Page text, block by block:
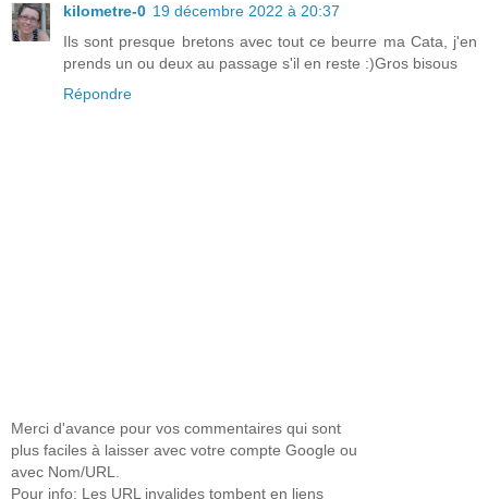
kilometre-0 19 décembre 2022 à 20:37
Ils sont presque bretons avec tout ce beurre ma Cata, j'en
prends un ou deux au passage s'il en reste :)Gros bisous
Répondre
Merci d'avance pour vos commentaires qui sont
plus faciles à laisser avec votre compte Google ou
avec Nom/URL.
Pour info: Les URL invalides tombent en liens